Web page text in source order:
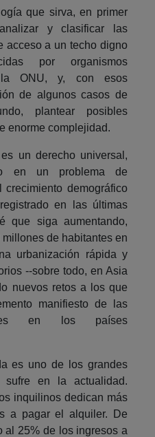
que sirva, en primer
y clasificar las
acceso a un techo digno
por organismos
la ONU, y, con esos
de algunos casos de
plantear posibles
enorme complejidad.
un derecho universal,
en un problema de
demográfico
en las últimas
que siga aumentando,
de habitantes en
urbanización rápida y
--sobre todo, en Asia
nuevos retos a los que
manifiesto de las
en los países
es uno de los grandes
sufre en la actualidad.
inquilinos dedican más
a pagar el alquiler. De
al 25% de los ingresos a